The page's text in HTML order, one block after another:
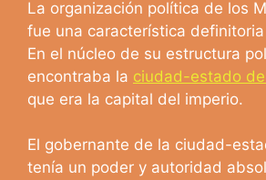
La organización política de los
fue una característica
En el núcleo de su estructura
encontraba la ciudad-estado
que era la capital del imperio.
El gobernante de la ciudad-
tenía un poder y autoridad